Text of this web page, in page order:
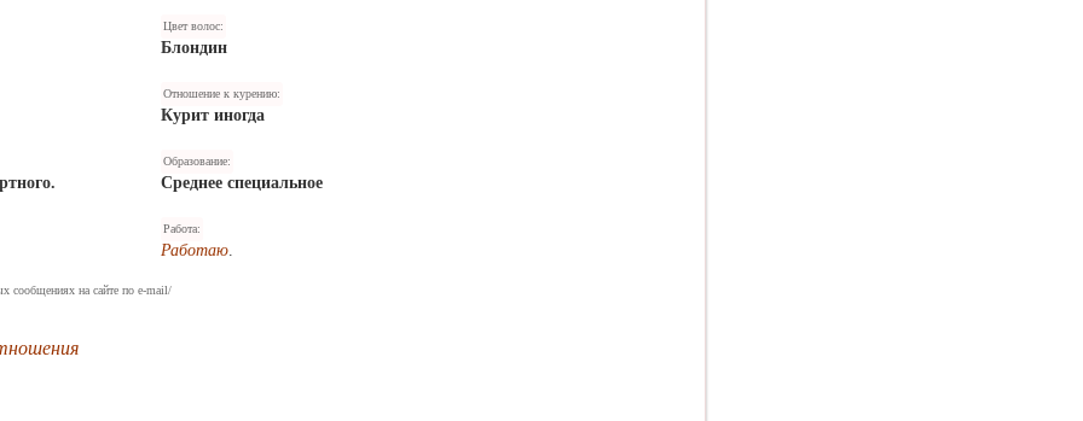
Цвет волос:
Блондин
Отношение к курению:
Курит иногда
Образование:
Среднее специальное
Работа:
Работаю.
сообщениях на сайте по e-mail/